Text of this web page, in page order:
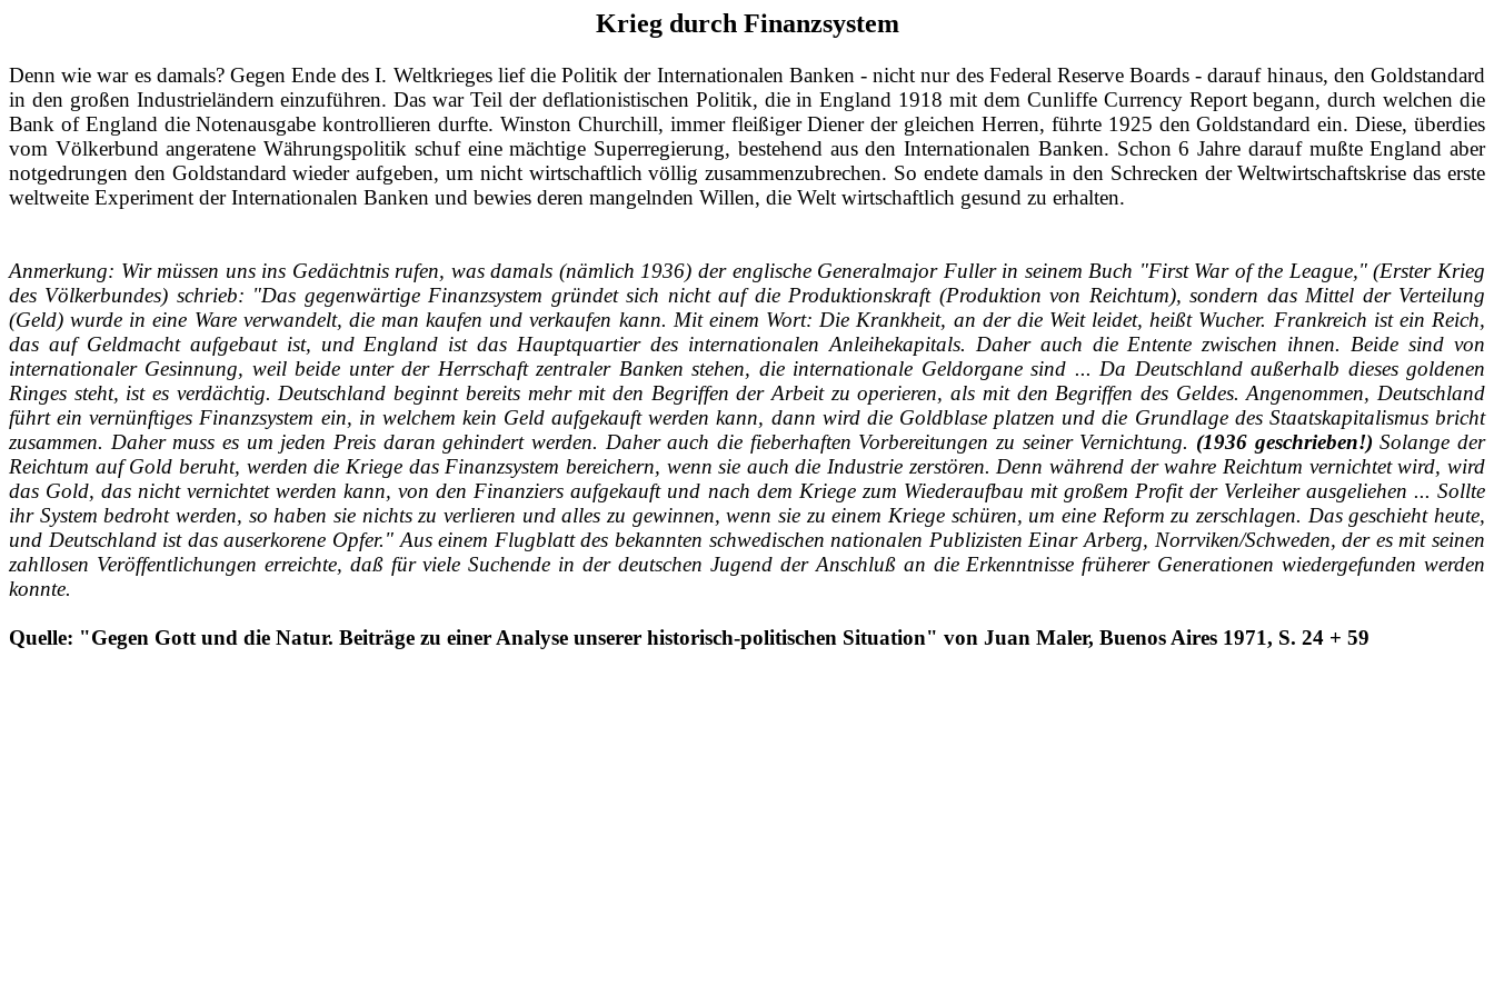
Krieg durch Finanzsystem
Denn wie war es damals? Gegen Ende des I. Weltkrieges lief die Politik der Internationalen Banken ‑ nicht nur des Federal Reserve Boards ‑ darauf hinaus, den Goldstandard
in den großen Industrieländern einzuführen. Das war Teil der deflationistischen Politik, die in England 1918 mit dem Cunliffe Currency Report begann, durch welchen die
Bank of England die Notenausgabe kontrollieren durfte. Winston Churchill, immer fleißiger Diener der gleichen Herren, führte 1925 den Goldstandard ein. Diese, überdies
vom Völkerbund angeratene Währungspolitik schuf eine mächtige Superregierung, bestehend aus den Internationalen Banken. Schon 6 Jahre darauf mußte England aber
notgedrungen den Goldstandard wieder aufgeben, um nicht wirtschaftlich völlig zusammenzubrechen. So endete damals in den Schrecken der Weltwirtschaftskrise das erste
weltweite Experiment der Internationalen Banken und bewies deren mangelnden Willen, die Welt wirtschaftlich gesund zu erhalten.
Anmerkung: Wir müssen uns ins Gedächtnis rufen, was damals (nämlich 1936) der englische Generalmajor Fuller in seinem Buch "First War of the League," (Erster Krieg
des Völkerbundes) schrieb: "Das gegenwärtige Finanzsystem gründet sich nicht auf die Produktionskraft (Produktion von Reichtum), sondern das Mittel der Verteilung
(Geld) wurde in eine Ware verwandelt, die man kaufen und verkaufen kann. Mit einem Wort: Die Krankheit, an der die Weit leidet, heißt Wucher. Frankreich ist ein Reich,
das auf Geldmacht aufgebaut ist, und England ist das Hauptquartier des internationalen Anleihekapitals. Daher auch die Entente zwischen ihnen. Beide sind von
internationaler Gesinnung, weil beide unter der Herrschaft zentraler Banken stehen, die internationale Geldorgane sind ... Da Deutschland außerhalb dieses goldenen
Ringes steht, ist es verdächtig. Deutschland beginnt bereits mehr mit den Begriffen der Arbeit zu operieren, als mit den Begriffen des Geldes. Angenommen, Deutschland
führt ein vernünftiges Finanzsystem ein, in welchem kein Geld aufgekauft werden kann, dann wird die Goldblase platzen und die Grundlage des Staatskapitalismus bricht
zusammen. Daher muss es um jeden Preis daran gehindert werden. Daher auch die fieberhaften Vorbereitungen zu seiner Vernichtung. (1936 geschrieben!) Solange der
Reichtum auf Gold beruht, werden die Kriege das Finanzsystem bereichern, wenn sie auch die Industrie zerstören. Denn während der wahre Reichtum vernichtet wird, wird
das Gold, das nicht vernichtet werden kann, von den Finanziers aufgekauft und nach dem Kriege zum Wiederaufbau mit großem Profit der Verleiher ausgeliehen ... Sollte
ihr System bedroht werden, so haben sie nichts zu verlieren und alles zu gewinnen, wenn sie zu einem Kriege schüren, um eine Reform zu zerschlagen. Das geschieht heute,
und Deutschland ist das auserkorene Opfer." Aus einem Flugblatt des bekannten schwedischen nationalen Publizisten Einar Arberg, Norrviken/Schweden, der es mit seinen
zahllosen Veröffentlichungen erreichte, daß für viele Suchende in der deutschen Jugend der Anschluß an die Erkenntnisse früherer Generationen wiedergefunden werden
konnte.
Quelle: "Gegen Gott und die Natur. Beiträge zu einer Analyse unserer historisch-politischen Situation" von Juan Maler, Buenos Aires 1971, S. 24 + 59